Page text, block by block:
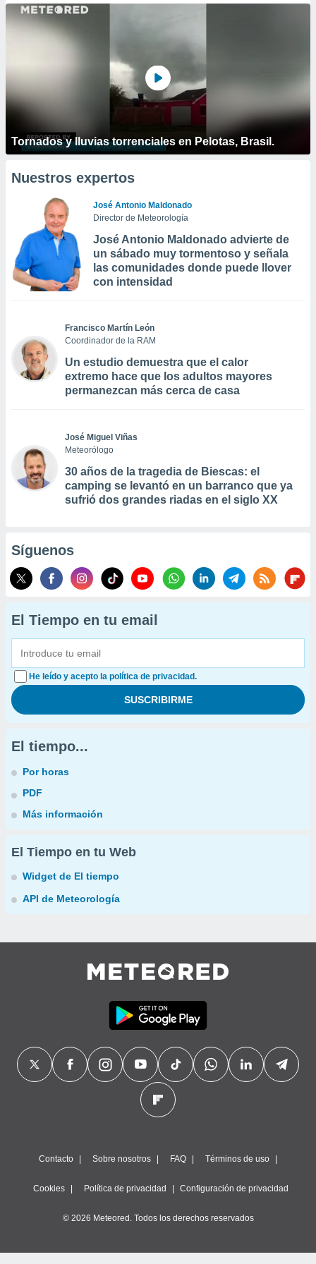
Tornados y lluvias torrenciales en Pelotas, Brasil.
Nuestros expertos
José Antonio Maldonado
Director de Meteorología
José Antonio Maldonado advierte de
un sábado muy tormentoso y señala
las comunidades donde puede llover
con intensidad
Francisco Martín León
Coordinador de la RAM
Un estudio demuestra que el calor
extremo hace que los adultos mayores
permanezcan más cerca de casa
José Miguel Viñas
Meteorólogo
30 años de la tragedia de Biescas: el
camping se levantó en un barranco que ya
sufrió dos grandes riadas en el siglo XX
Síguenos
El Tiempo en tu email
He leído y acepto la política de privacidad.
El tiempo...
Por horas
PDF
Más información
El Tiempo en tu Web
Widget de El tiempo
API de Meteorología
Contacto Sobre nosotros FAQ Términos de uso
Cookies Política de privacidad Configuración de privacidad
© 2026 Meteored. Todos los derechos reservados